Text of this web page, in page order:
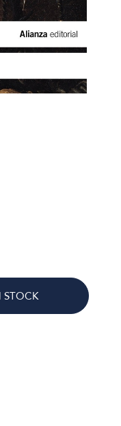
STOCK